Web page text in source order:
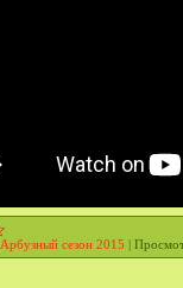
Арбузный сезон 2015 |